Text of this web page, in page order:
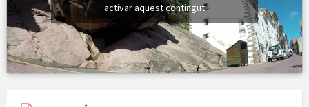
activar aquest contingut